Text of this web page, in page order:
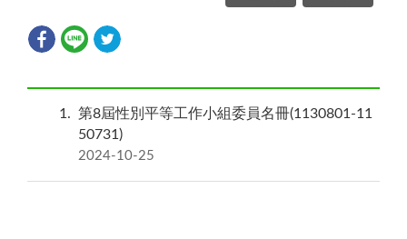
1
第8屆性別平等工作小組委員名冊(1130801-11
50731)
2024-10-25